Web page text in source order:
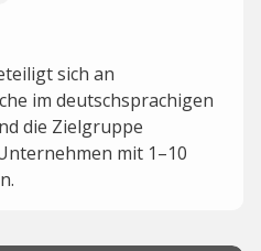
sich an
im deutschsprachigen
die Zielgruppe
mit 1–10